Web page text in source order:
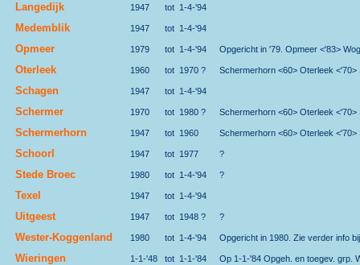
Langedijk 1947 tot 1-4-'94
Medemblik 1947 tot 1-4-'94
Opmeer 1979 tot 1-4-'94 Opgericht in '79. Opmeer <'83>
Oterleek 1960 tot 1970 ? Schermerhorn <60> Oterleek <'70>
Schagen 1947 tot 1-4-'94
Schermer 1970 tot 1980 ? Schermerhorn <60> Oterleek <'70>
Schermerhorn 1947 tot 1960 Schermerhorn <60> Oterleek <'70>
Schoorl 1947 tot 1977 ?
Stede Broec 1980 tot 1-4-'94 ?
Texel 1947 tot 1-4-'94
Uitgeest 1947 tot 1948 ? ?
Wester-Koggenland 1980 tot 1-4-'94 Opgericht in 1980. Zie verder info
Wieringen 1-1-'48 tot 1-1-'84 Op 1-1-'84 Opgeh. en toegev. grp.